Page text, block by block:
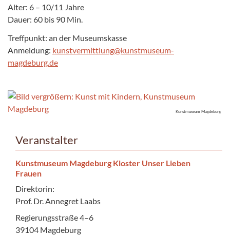
Alter: 6 – 10/11 Jahre
Dauer: 60 bis 90 Min.
Treffpunkt: an der Museumskasse
Anmeldung: kunstvermittlung@kunstmuseum-
magdeburg.de
Kunstmuseum Magdeburg
Veranstalter
Kunstmuseum Magdeburg Kloster Unser Lieben
Frauen
Direktorin:
Prof. Dr. Annegret Laabs
Regierungsstraße 4–6
39104 Magdeburg